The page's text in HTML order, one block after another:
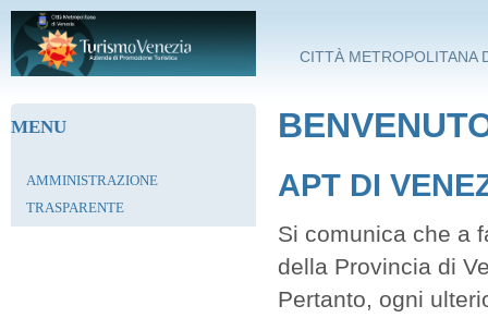
Salta al contenuto principale
CITTÀ METROPOLITANA
MENU
AMMINISTRAZIONE
TRASPARENTE
APT DI
Si comunica che a
della Provincia di
Pertanto, ogni